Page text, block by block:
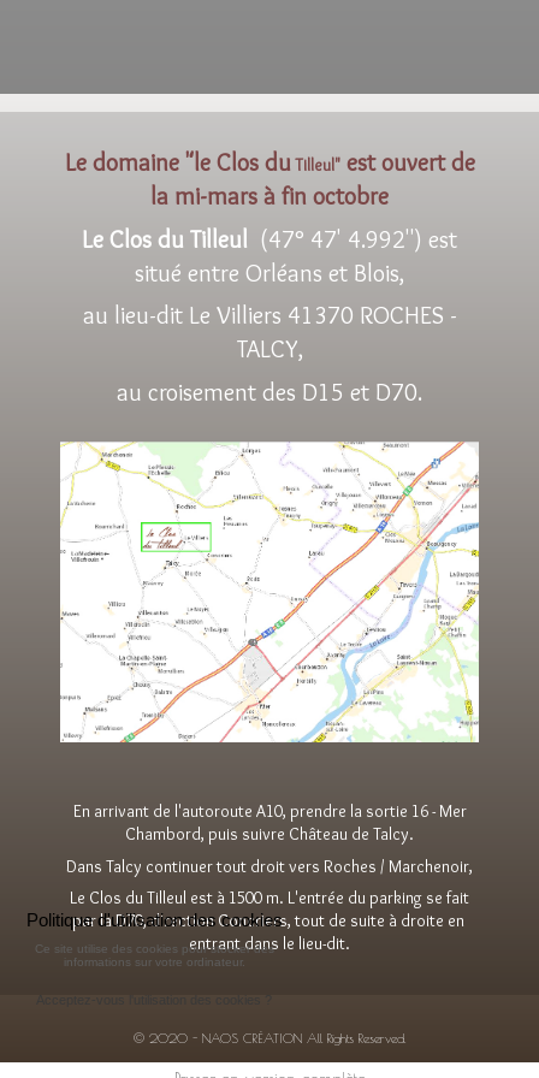
Le domaine "le Clos duTilleul"est ouvert de
la mi-mars à fin octobre
Le Clos du Tilleul
(47° 47' 4.992'') est
situé entre Orléans et Blois,
au lieu-dit Le Villiers 41370 ROCHES -
TALCY,
au croisement des D15 et D70.
En arrivant de l'autoroute A10, prendre la sortie 16 - Mer
Chambord, puis suivre Château de Talcy.
Dans Talcy continuer tout droit vers Roches / Marchenoir,
Le Clos du Tilleul est à 1500 m. L'entrée du parking se fait
par la D70, direction Concriers, tout de suite à droite en
entrant dans le lieu-dit.
© 2020 - NAOS CRÉATION All Rights Reserved.
Politique d'utilisation des cookies
Ce site utilise des cookies pour stocker des
informations sur votre ordinateur.
Acceptez-vous l'utilisation des cookies ?